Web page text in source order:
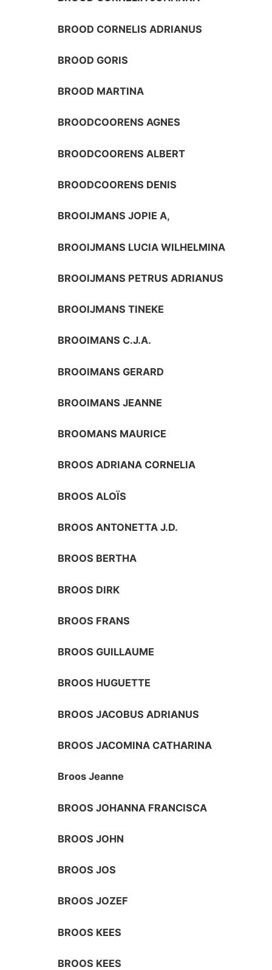
BROOD CORNELIS ADRIANUS
BROOD GORIS
BROOD MARTINA
BROODCOORENS AGNES
BROODCOORENS ALBERT
BROODCOORENS DENIS
BROOIJMANS JOPIE A,
BROOIJMANS LUCIA WILHELMINA
BROOIJMANS PETRUS ADRIANUS
BROOIJMANS TINEKE
BROOIMANS C.J.A.
BROOIMANS GERARD
BROOIMANS JEANNE
BROOMANS MAURICE
BROOS ADRIANA CORNELIA
BROOS ALOÏS
BROOS ANTONETTA J.D.
BROOS BERTHA
BROOS DIRK
BROOS FRANS
BROOS GUILLAUME
BROOS HUGUETTE
BROOS JACOBUS ADRIANUS
BROOS JACOMINA CATHARINA
Broos Jeanne
BROOS JOHANNA FRANCISCA
BROOS JOHN
BROOS JOS
BROOS JOZEF
BROOS KEES
BROOS KEES